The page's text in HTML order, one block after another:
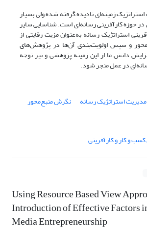
زمینه‌ای نادیده گرفته شده ولی بسیار
حوزه کارآفرینی رسانه‌ای است. شناسایی سایر
استراتژیک رسانه به‌عنوان مزیت رقایتی از
و سپس اولویت‌بندی آن‌ها در پژوهش‌های
دانش ما از این زمینه پژوهشی و نیز توجه
در عمل منجر شود.
مدیریت استراتژیک رسانه نگرش منبع‌محور
Using Resource Based View
Introduction of Effective Factors
Media Entrepreneurship